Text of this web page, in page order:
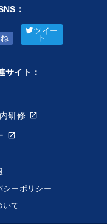
：
ツイー
ト
サイト：
研修
シーポリシー
いて